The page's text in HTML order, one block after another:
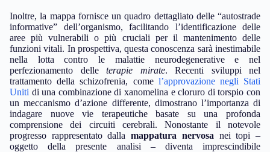
Inoltre, la mappa fornisce un quadro dettagliato delle “autostrade
informative” dell’organismo, facilitando l’identificazione delle
aree più vulnerabili o più cruciali per il mantenimento delle
funzioni vitali. In prospettiva, questa conoscenza sarà inestimabile
nella lotta contro le malattie neurodegenerative e nel
perfezionamento delle terapie mirate. Recenti sviluppi nel
trattamento della schizofrenia, come l’approvazione negli Stati
Uniti di una combinazione di xanomelina e cloruro di torspio con
un meccanismo d’azione differente, dimostrano l’importanza di
indagare nuove vie terapeutiche basate su una profonda
comprensione dei circuiti cerebrali. Nonostante il notevole
progresso rappresentato dallamappatura nervosa nei topi –
oggetto della presente analisi – diventa imprescindibile